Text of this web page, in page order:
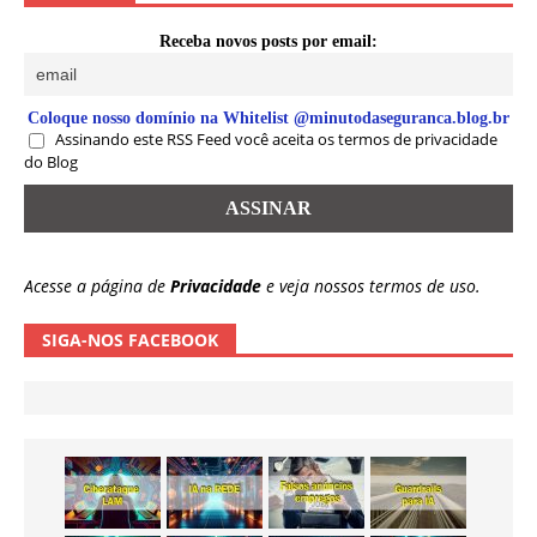
Receba novos posts por email:
Coloque nosso domínio na Whitelist @minutodaseguranca.blog.br
Assinando este RSS Feed você aceita os termos de privacidade
do Blog
Acesse a página de Privacidade e veja nossos termos de uso.
SIGA-NOS FACEBOOK